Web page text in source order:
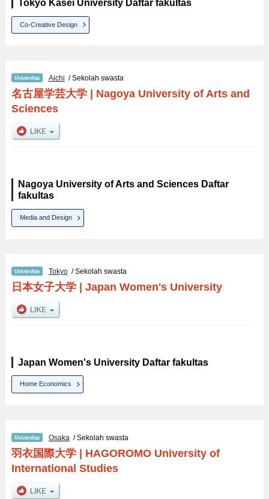
Tokyo Kasei University Daftar fakultas
Co-Creative Design
Aichi / Sekolah swasta
名古屋学芸大学| Nagoya University of Arts and
Sciences
Nagoya University of Arts and Sciences Daftar
fakultas
Media and Design
Tokyo/ Sekolah swasta
日本女子大学| Japan Women's University
Japan Women's University Daftar fakultas
Home Economics
Osaka/ Sekolah swasta
羽衣国際大学| HAGOROMO University of
International Studies